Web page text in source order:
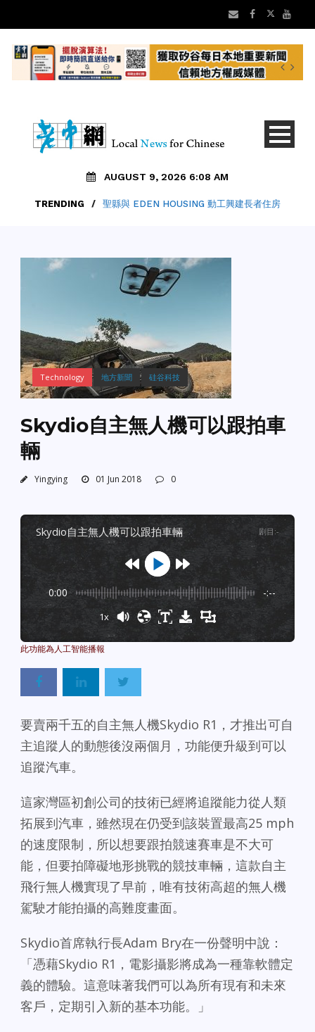
AUGUST 9, 2026 6:08 AM
TRENDING / 聖縣與 EDEN HOUSING 動工興建長者住房
Technology 地方新聞 硅谷科技
Skydio自主無人機可以跟拍車
輛
Yingying 01 Jun 2018 0
skydio自主無人機可以跟拍車輛 剧目 :-
0:00 -:--
1x
要賣兩千五的自主無人機Skydio R1，才推出可自
主追蹤人的動態後沒兩個月，功能便升級到可以
追蹤汽車。
這家灣區初創公司的技術已經將追蹤能力從人類
拓展到汽車，雖然現在仍受到該裝置最高25 mph
的速度限制，所以想要跟拍競速賽車是不大可
能，但要拍障礙地形挑戰的競技車輛，這款自主
飛行無人機實現了早前，唯有技術高超的無人機
駕駛才能拍攝的高難度畫面。
Skydio首席執行長Adam Bry在一份聲明中說：
「憑藉Skydio R1，電影攝影將成為一種靠軟體定
義的體驗。這意味著我們可以為所有現有和未來
客戶，定期引入新的基本功能。」